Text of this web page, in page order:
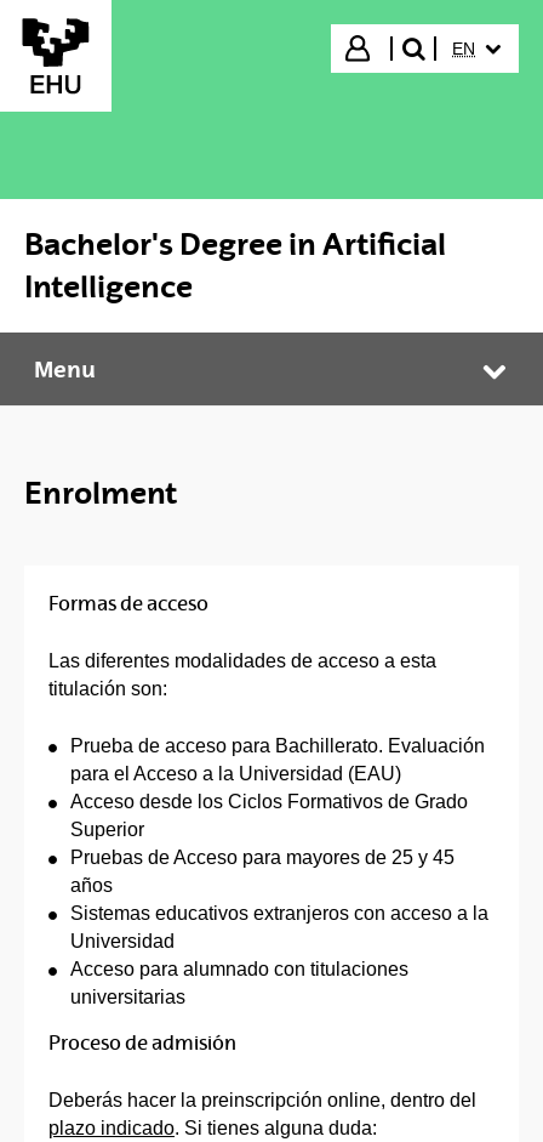
Skip to Main Content
Login
search"
EN
Bachelor's Degree in Artificial
Intelligence
Bachelor's Degree in Artificial Intelligence
Menu
Enrolment
Formas de acceso
Las diferentes modalidades de acceso a esta
titulación son:
Prueba de acceso para Bachillerato. Evaluación
para el Acceso a la Universidad (EAU)
Acceso desde los Ciclos Formativos de Grado
Superior
Pruebas de Acceso para mayores de 25 y 45
años
Sistemas educativos extranjeros con acceso a la
Universidad
Acceso para alumnado con titulaciones
universitarias
Proceso de admisión
Deberás hacer la preinscripción online, dentro del
plazo indicado. Si tienes alguna duda: